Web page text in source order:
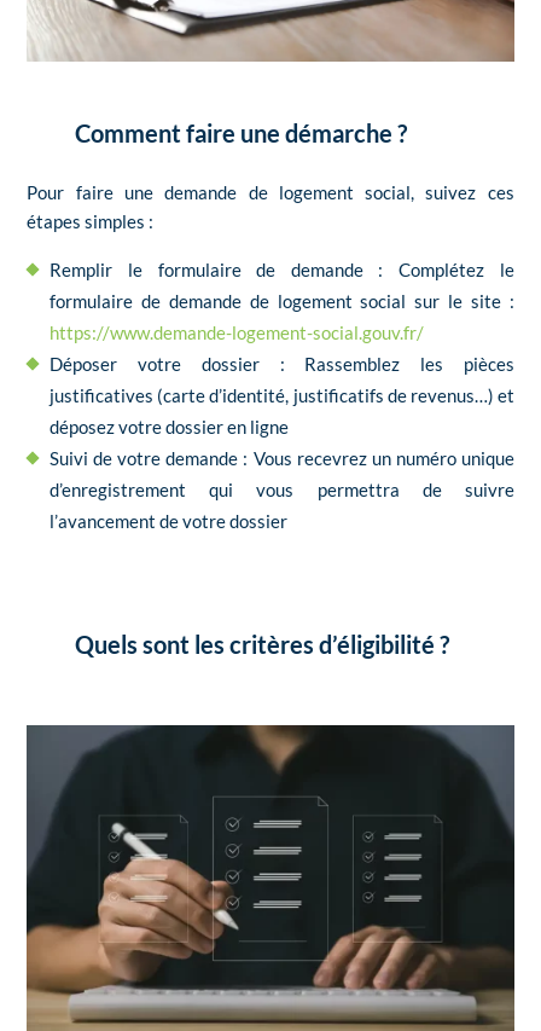
Comment faire une démarche ?
Pour faire une demande de logement social, suivez ces
étapes simples :
Remplir le formulaire de demande : Complétez le
formulaire de demande de logement social sur le site :
https://www.demande-logement-social.gouv.fr/
Déposer votre dossier : Rassemblez les pièces
justificatives (carte d’identité, justificatifs de revenus…) et
déposez votre dossier en ligne
Suivi de votre demande : Vous recevrez un numéro unique
d’enregistrement qui vous permettra de suivre
l’avancement de votre dossier
Quels sont les critères d’éligibilité ?